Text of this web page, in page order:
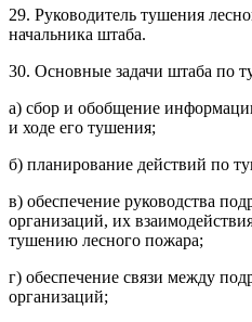
29. Руководитель тушения
начальника штаба.
30. Основные задачи штаба по
а) сбор и обобщение
и ходе его тушения;
б) планирование действий по
в) обеспечение руководства
организаций, их
тушению лесного пожара;
г) обеспечение связи между
организаций;